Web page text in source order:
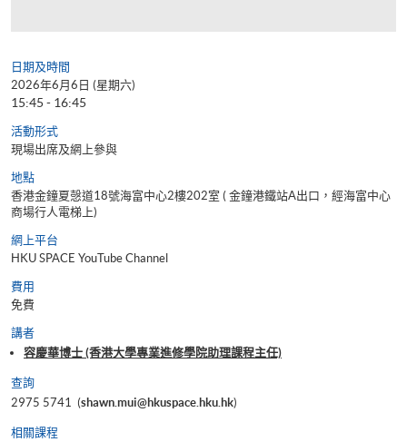
日期及時間
2026年6月6日 (星期六)
15:45 - 16:45
活動形式
現場出席及網上參與
地點
香港金鐘夏愨道18號海富中心2樓202室 ( 金鐘港鐵站A出口，經海富中心
商場行人電梯上)
網上平台
HKU SPACE YouTube Channel
費用
免費
講者
容慶華博士 (香港大學專業進修學院助理課程主任)
查詢
2975 5741 (shawn.mui@hkuspace.hku.hk)
相關課程